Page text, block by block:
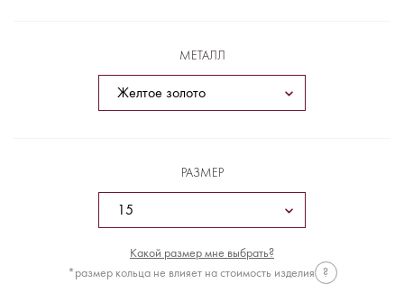
МЕТАЛЛ
РАЗМЕР
Какой размер мне выбрать?
*размер кольца не влияет на стоимость изделия
?